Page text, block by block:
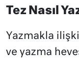
Tez Nasıl
Yazmakla
ve yazma